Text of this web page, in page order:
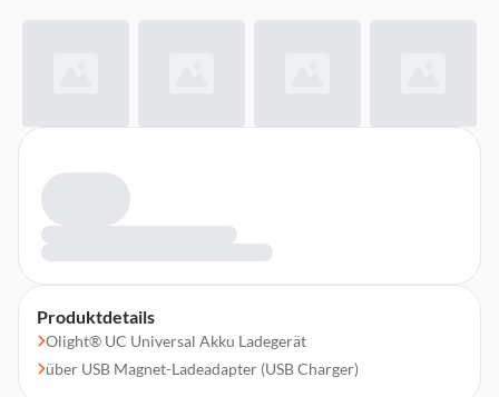
Produktdetails
Olight® UC Universal Akku Ladegerät
über USB Magnet-Ladeadapter (USB Charger)